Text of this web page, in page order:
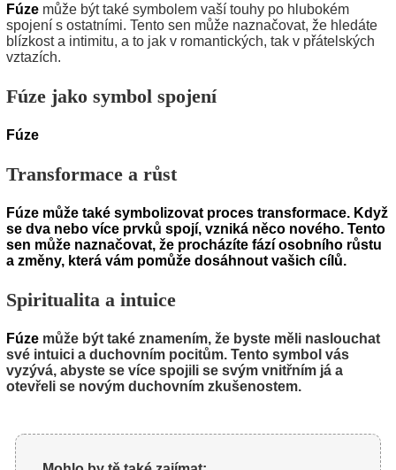
Fúze může být také symbolem vaší touhy po hlubokém
spojení s ostatními. Tento sen může naznačovat, že hledáte
blízkost a intimitu, a to jak v romantických, tak v přátelských
vztazích.
Fúze jako symbol spojení
Fúze
Transformace a růst
Fúze může také symbolizovat proces transformace. Když
se dva nebo více prvků spojí, vzniká něco nového. Tento
sen může naznačovat, že procházíte fází osobního růstu
a změny, která vám pomůže dosáhnout vašich cílů.
Spiritualita a intuice
Fúze může být také znamením, že byste měli naslouchat
své intuici a duchovním pocitům. Tento symbol vás
vyzývá, abyste se více spojili se svým vnitřním já a
otevřeli se novým duchovním zkušenostem.